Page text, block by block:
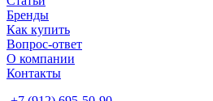
Бренды
Как купить
Вопрос-ответ
О компании
Контакты